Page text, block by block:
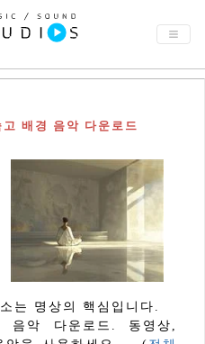
배경 음악 다운로드
는 명상의 핵심입니다.
악 다운로드. 동영상,